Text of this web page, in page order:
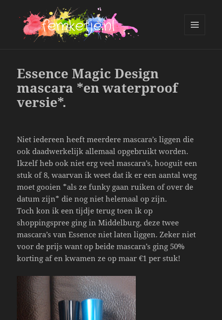
Essence Magic Design
mascara *en waterproof
versie*.
Niet iedereen heeft meerdere mascara’s liggen die
ook daadwerkelijk allemaal opgebruikt worden.
Ikzelf heb ook niet erg veel mascara’s, hooguit een
stuk of 8, waarvan ik weet dat ik er een aantal weg
moet gooien *als ze funky gaan ruiken of over de
datum zijn* die nog niet helemaal op zijn.
Toch kon ik een tijdje terug toen ik op
shoppingspree ging in Middelburg, deze twee
mascara’s van Essence niet laten liggen. Zeker niet
voor de prijs want op beide mascara’s ging 50%
korting af en kwamen ze op maar €1 per stuk!